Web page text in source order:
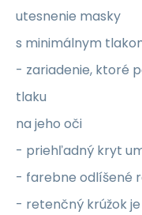
utesnenie masky
s minimálnym
- zariadenie, ktoré
tlaku
na jeho oči
- priehľadný kryt
- farebne odlíšené
- retenčný krúžok